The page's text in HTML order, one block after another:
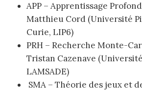
APP – Apprentissage Profond
Matthieu Cord (Université
Curie, LIP6)
PRH – Recherche Monte-
Tristan Cazenave
LAMSADE)
SMA – Théorie des jeux et